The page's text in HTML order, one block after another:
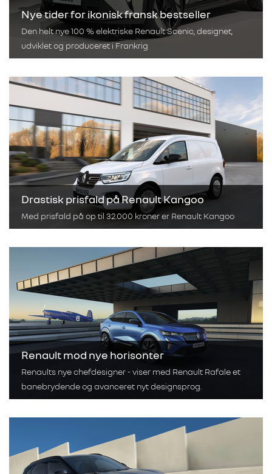
Nye tider for ikonisk fransk bestseller
Den helt nye 100 % elektriske Renault Scenic, designet,
udviklet og produceret i Frankrig
Drastisk prisfald på Renault Kangoo
Med prisfald på op til 32.000 kroner er Renault Kangoo
Renault mod nye horisonter
Renaults nye chefdesigner - viser med Renault Rafale et
banebrydende og avanceret nyt designsprog.